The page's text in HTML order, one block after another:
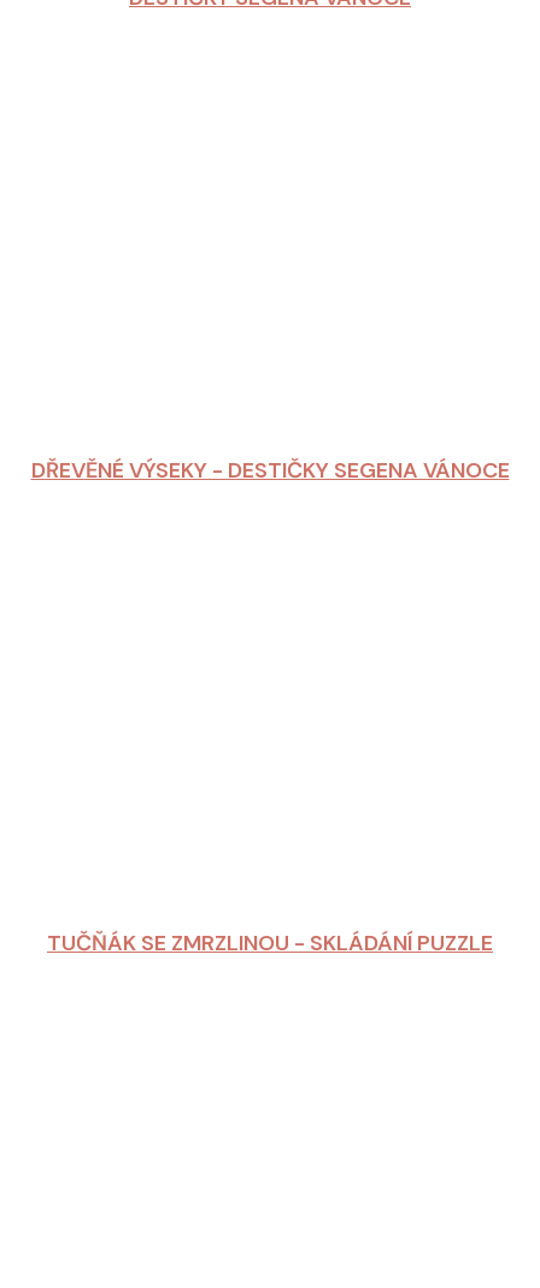
DŘEVĚNÉ VÝSEKY - DESTIČKY SEGENA VÁNOCE
TUČŇÁK SE ZMRZLINOU - SKLÁDÁNÍ PUZZLE